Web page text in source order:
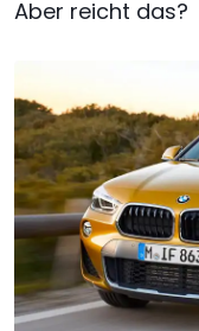
Aber reicht das?